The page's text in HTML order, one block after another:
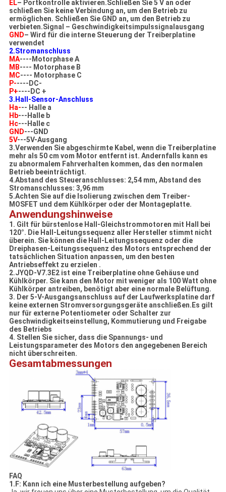
EL– Portkontrolle aktivieren.Schließen Sie 5 V an oder
schließen Sie keine Verbindung an, um den Betrieb zu
ermöglichen. Schließen Sie GND an, um den Betrieb zu
verbieten.Signal – Geschwindigkeitsimpulssignalausgang
GND– Wird für die interne Steuerung der Treiberplatine
verwendet
2.Stromanschluss
MA----Motorphase A
MB---- Motorphase B
MC---- Motorphase C
P-----DC-
P+----DC +
3.Hall-Sensor-Anschluss
Ha--- Halle a
Hb---Halle b
Hc---Halle c
GND---GND
5V---5V-Ausgang
3.Verwenden Sie abgeschirmte Kabel, wenn die Treiberplatine
mehr als 50 cm vom Motor entfernt ist. Andernfalls kann es
zu abnormalem Fahrverhalten kommen, das den normalen
Betrieb beeinträchtigt.
4.Abstand des Steueranschlusses: 2,54 mm, Abstand des
Stromanschlusses: 3,96 mm
5.Achten Sie auf die Isolierung zwischen dem Treiber-
MOSFET und dem Kühlkörper oder der Montageplatte.
Anwendungshinweise
1. Gilt für bürstenlose Hall-Gleichstrommotoren mit Hall bei
120°. Die Hall-Leitungssequenz aller Hersteller stimmt nicht
überein. Sie können die Hall-Leitungssequenz oder die
Dreiphasen-Leitungssequenz des Motors entsprechend der
tatsächlichen Situation anpassen, um den besten
Antriebseffekt zu erzielen .
2.JYQD-V7.3E2 ist eine Treiberplatine ohne Gehäuse und
Kühlkörper. Sie kann den Motor mit weniger als 100 Watt ohne
Kühlkörper antreiben, benötigt aber eine normale Belüftung.
3. Der 5-V-Ausgangsanschluss auf der Laufwerksplatine darf
keine externen Stromversorgungsgeräte anschließen.Es gilt
nur für externe Potentiometer oder Schalter zur
Geschwindigkeitseinstellung, Kommutierung und Freigabe
des Betriebs
4. Stellen Sie sicher, dass die Spannungs- und
Leistungsparameter des Motors den angegebenen Bereich
nicht überschreiten.
Gesamtabmessungen
FAQ
1.F: Kann ich eine Musterbestellung aufgeben?